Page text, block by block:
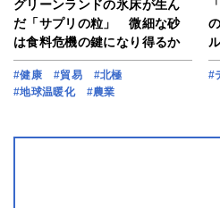
グリーンランドの氷床が生ん
だ「サプリの粒」 微細な砂
は食料危機の鍵になり得るか
#健康 #貿易
#北極
#地球温暖化
#農業
#